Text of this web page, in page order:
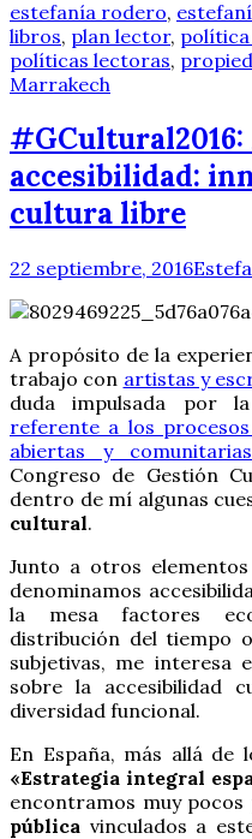
estefanía rodero,
libros, plan lector,
políticas lectoras,
Marrakech
accesibilidad:
cultura libre
22 septiembre, 2016
A propósito de la
trabajo con artistas y
duda impulsada por
referente a los
abiertas y comunitarias
Congreso de Gestión
dentro de mí algunas
cultural.
Junto a otros
denominamos
la mesa factores
distribución del tiempo
subjetivas, me interesa
sobre la accesibilidad
diversidad funcional.
En España, más allá de
«Estrategia integral
encontramos muy
pública vinculados a